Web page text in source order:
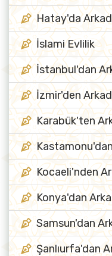
Hatay'da
İslami Evlilik
İstanbul'dan
İzmir'den
Karabük'ten
Kocaeli'nden
Konya'dan
Samsun'dan
Şanlıurfa'dan